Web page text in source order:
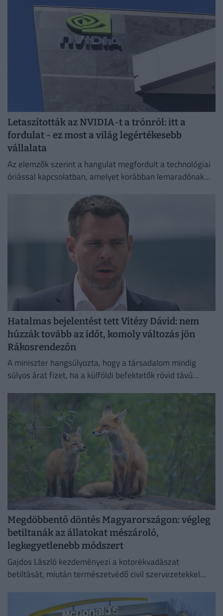
Letaszították az NVIDIA-t a trónról: itt a
fordulat - ez most a világ legértékesebb
vállalata
Az elemzők szerint a hangulat megfordult a technológiai
óriással kapcsolatban, amelyet korábban lemaradónak
Hatalmas bejelentést tett Vitézy Dávid: nem
húzzák tovább az időt, komoly változás jön
Rákosrendezőn
A miniszter hangsúlyozta, hogy a társadalom mindig
súlyos árat fizet, ha a külföldi befektetők rövid távú
Megdöbbentő döntés Magyarországon: végleg
betiltanák az állatokat mészároló,
legkegyetlenebb módszert
Gajdos László kezdeményezi a kotorékvadászat
betiltását, miután természetvédő civil szervezetekkel